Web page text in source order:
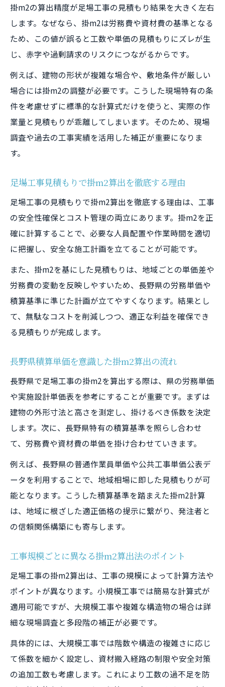
掛m2の算出精度が足場工事の見積もり結果を大きく左右
します。なぜなら、掛m2は労務費や資材費の基準となる
ため、この値が誤ると工数や単価の見積もりにズレが生
じ、赤字や過剰請求のリスクにつながるからです。
例えば、建物の形状が複雑な場合や、敷地条件が厳しい
場合には掛m2の調整が必要です。こうした現場特有の条
件を考慮せずに標準的な計算式だけを使うと、実際の作
業量と見積もりが乖離してしまいます。そのため、現場
調査や過去の工事実績を活用した補正が重要になりま
す。
足場工事見積もりで掛m2算出を徹底する理由
足場工事の見積もりで掛m2算出を徹底する理由は、工事
の安全性確保とコスト管理の両立にあります。掛m2を正
確に計算することで、必要な人員配置や作業時間を適切
に把握し、安全な施工計画を立てることが可能です。
また、掛m2を基にした見積もりは、地域ごとの単価差や
労務費の変動を反映しやすいため、長野県の労務単価や
積算基準に準じた計画が立てやすくなります。結果とし
て、無駄なコストを削減しつつ、適正な利益を確保でき
る見積もりが完成します。
長野県積算単価を意識した掛m2算出の流れ
長野県で足場工事の掛m2を算出する際は、県の労務単価
や実施設計単価表を参考にすることが重要です。まずは
建物の外形寸法と高さを測定し、掛けるべき係数を決定
します。次に、長野県特有の積算基準を照らし合わせ
て、労務費や資材費の単価を掛け合わせていきます。
例えば、長野県の普通作業員単価や公共工事単価公表デ
ータを利用することで、地域相場に即した見積もりが可
能となります。こうした積算基準を踏まえた掛m2計算
は、地域に根ざした適正価格の提示に繋がり、発注者と
の信頼関係構築にも寄与します。
工事規模ごとに異なる掛m2算出法のポイント
足場工事の掛m2算出は、工事の規模によって計算方法や
ポイントが異なります。小規模工事では簡易な計算式が
適用可能ですが、大規模工事や複雑な構造物の場合は詳
細な現場調査と多段階の補正が必要です。
具体的には、大規模工事では階数や構造の複雑さに応じ
て係数を細かく設定し、資材搬入経路の制限や安全対策
の追加工数も考慮します。これにより工数の過不足を防